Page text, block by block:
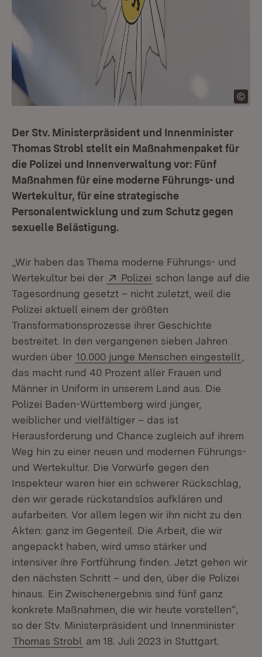
Der Stv. Ministerpräsident und Innenminister
Thomas Strobl stellt ein Maßnahmenpaket für
die Polizei und Innenverwaltung vor: Fünf
Maßnahmen für eine moderne Führungs- und
Wertekultur, für eine strategische
Personalentwicklung und zum Schutz gegen
sexuelle Belästigung.
„Wir haben das Thema moderne Führungs- und
Wertekultur bei der
Extern:
Polizei (Öffnet in neuem
schon lange auf die
Tagesordnung gesetzt – nicht zuletzt, weil die
Polizei aktuell einem der größten
Transformationsprozesse ihrer Geschichte
bestreitet. In den vergangenen sieben Jahren
wurden über 10.000 junge Menschen eingestellt
das macht rund 40 Prozent aller Frauen und
Männer in Uniform in unserem Land aus. Die
Polizei Baden-Württemberg wird jünger,
weiblicher und vielfältiger – das ist
Herausforderung und Chance zugleich auf ihrem
Weg hin zu einer neuen und modernen Führungs-
und Wertekultur. Die Vorwürfe gegen den
Inspekteur waren hier ein schwerer Rückschlag,
den wir gerade rückstandslos aufklären und
aufarbeiten. Vor allem legen wir ihn nicht zu den
Akten: ganz im Gegenteil. Die Arbeit, die wir
angepackt haben, wird umso stärker und
intensiver ihre Fortführung finden. Jetzt gehen wir
den nächsten Schritt – und den, über die Polizei
hinaus. Ein Zwischenergebnis sind fünf ganz
konkrete Maßnahmen, die wir heute vorstellen“,
so der Stv. Ministerpräsident und Innenminister
Thomas Strobl am 18. Juli 2023 in Stuttgart.